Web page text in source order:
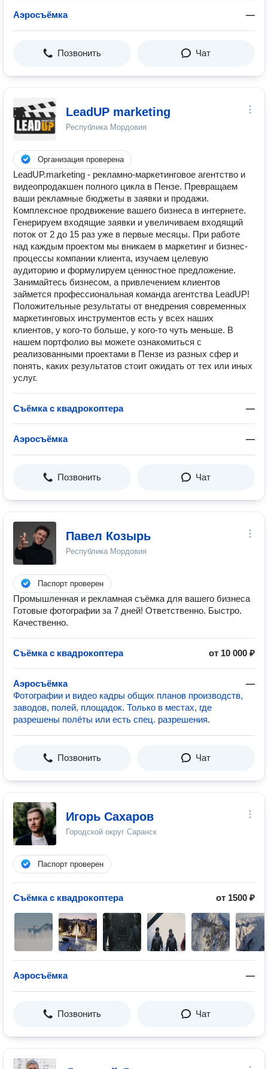
Аэросъёмка —
Позвонить Чат
LeadUP marketing
Республика Мордовия
Организация проверена
LeadUP.marketing - рекламно-маркетинговое агентство и
видеопродакшен полного цикла в Пензе. Превращаем
ваши рекламные бюджеты в заявки и продажи.
Комплексное продвижение вашего бизнеса в интернете.
Генерируем входящие заявки и увеличиваем входящий
поток от 2 до 15 раз уже в первые месяцы. При работе
над каждым проектом мы вникаем в маркетинг и бизнес-
процессы компании клиента, изучаем целевую
аудиторию и формулируем ценностное предложение.
Занимайтесь бизнесом, а привлечением клиентов
займется профессиональная команда агентства LeadUP!
Положительные результаты от внедрения современных
маркетинговых инструментов есть у всех наших
клиентов, у кого-то больше, у кого-то чуть меньше. В
нашем портфолио вы можете ознакомиться с
реализованными проектами в Пензе из разных сфер и
понять, каких результатов стоит ожидать от тех или иных
услуг.
Съёмка с квадрокоптера —
Аэросъёмка —
Позвонить Чат
Павел Козырь
Республика Мордовия
Паспорт проверен
Промышленная и рекламная съёмка для вашего бизнеса
Готовые фотографии за 7 дней! Ответственно. Быстро.
Качественно.
Съёмка с квадрокоптера от 10 000 ₽
Аэросъёмка
—
Фотографии и видео кадры общих планов производств,
заводов, полей, площадок. Только в местах, где
разрешены полёты или есть спец. разрешения.
Позвонить Чат
Игорь Сахаров
Городской округ Саранск
Паспорт проверен
Съёмка с квадрокоптера от 1500 ₽
Аэросъёмка —
Позвонить Чат